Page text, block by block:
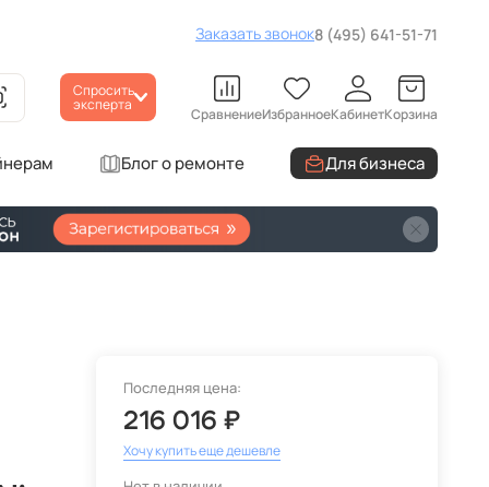
Заказать звонок8 (495) 641-51-71
Спросить
эксперта СравнениеИзбранноеКабинетКорзина
Блог о ремонте Для бизнеса
Последняя цена:
216 016 ₽
Хочу купить еще дешевле